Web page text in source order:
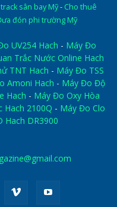
sân bay Mỹ- Cho thuê
đón phi trường Mỹ
UV254 Hach - Máy Đo
Trắc Nước Online Hach
TNT Hach - Máy Đo TSS
Amoni Hach - Máy Đo Độ
Hach - Máy Đo Oxy Hòa
2100Q - Máy Đo Clo
Hach DR3900